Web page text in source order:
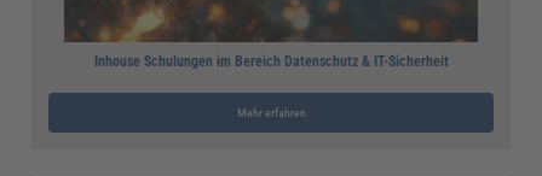
Inhouse Schulungen im Bereich Datenschutz & IT-Sicherheit
Mehr erfahren